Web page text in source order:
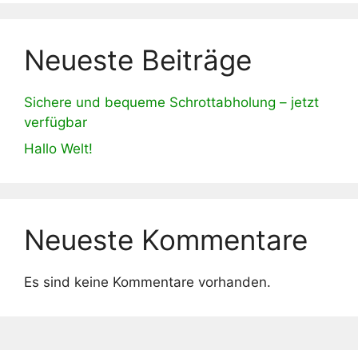
Neueste Beiträge
Sichere und bequeme Schrottabholung – jetzt
verfügbar
Hallo Welt!
Neueste Kommentare
Es sind keine Kommentare vorhanden.